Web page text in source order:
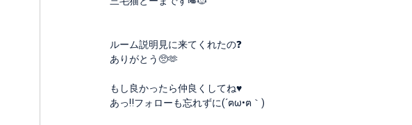
ルーム説明見に来てくれたの❓
ありがとう🥺🫶
もし良かったら仲良くしてね♥️
あっ‼️フォローも忘れずに(´ฅω•ฅ｀)